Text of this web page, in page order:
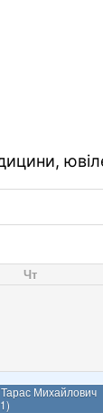
Чт
Тарас Михайлович